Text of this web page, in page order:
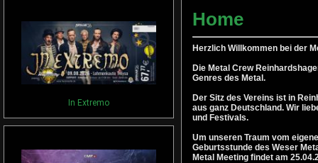
In Extremo
Home
Herzlich Willkommen bei der
Die Metal Crew
Genres des Metal.
Der Sitz des Vereins ist in
aus ganz Deutschland. Wir
und Festivals.
Um unseren Traum vom
Geburtsstunde des Weser
Metal Meeting findet am